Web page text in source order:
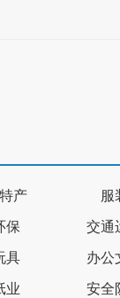
产
服
保
交通
具
办公
业
安全